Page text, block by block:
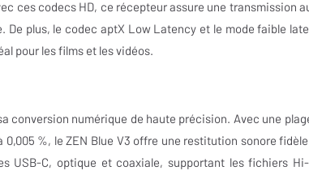
ces codecs HD, ce récepteur assure une transmission
plus, le codec aptX Low Latency et le mode faible
pour les films et les vidéos.
conversion numérique de haute précision. Avec une
%, le ZEN Blue V3 offre une restitution sonore
USB-C, optique et coaxiale, supportant les fichiers